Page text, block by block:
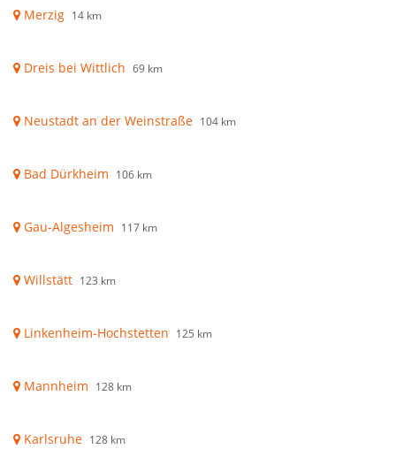
Merzig 14 km
Dreis bei Wittlich 69 km
Neustadt an der Weinstraße 104 km
Bad Dürkheim 106 km
Gau-Algesheim 117 km
Willstätt 123 km
Linkenheim-Hochstetten 125 km
Mannheim 128 km
Karlsruhe 128 km